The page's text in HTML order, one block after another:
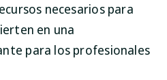
necesarios para
en una
para los profesionales